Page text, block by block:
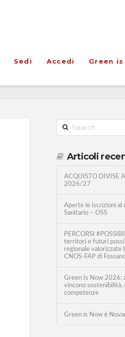
Sedi Accedi Green
Search
Articoli
ACQUISTO DIVISE
2026/27
Aperte le iscrizioni al
Sanitario – OSS
PERCORSI
territori e futuri
regionale valorizzate
CNOS-FAP di
Green Is Now 2026:
vincono sostenibilità,
competenze
Green is Now è